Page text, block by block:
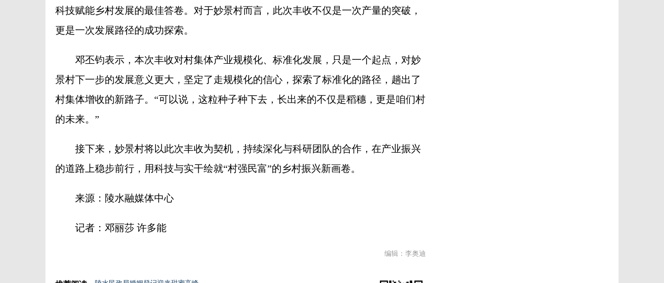
科技赋能乡村发展的最佳答卷。对于妙景村而言，此次丰收不仅是一次产量的突破，
更是一次发展路径的成功探索。
邓丕钧表示，本次丰收对村集体产业规模化、标准化发展，只是一个起点，对妙
景村下一步的发展意义更大，坚定了走规模化的信心，探索了标准化的路径，趟出了
村集体增收的新路子。“可以说，这粒种子种下去，长出来的不仅是稻穗，更是咱们村
的未来。”
接下来，妙景村将以此次丰收为契机，持续深化与科研团队的合作，在产业振兴
的道路上稳步前行，用科技与实干绘就“村强民富”的乡村振兴新画卷。
来源：陵水融媒体中心
记者：邓丽莎 许多能
编辑：李奥迪